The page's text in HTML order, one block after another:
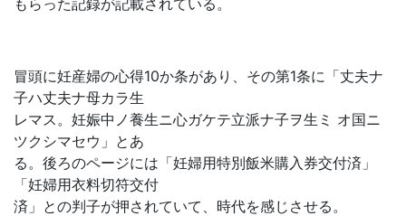
もらった記録が記載されている。
冒頭に妊産婦の心得10か条があり、その第1条に「丈夫ナ
子ハ丈夫ナ母カラ生
レマス。妊娠中ノ養生ニ心ガケテ立派ナ子ヲ生ミ オ国ニ
ツクシマセウ」とあ
る。後ろのページには「妊婦用特別飯米購入券交付済」
「妊婦用衣料切符交付
済」との判子が押されていて、時代を感じさせる。